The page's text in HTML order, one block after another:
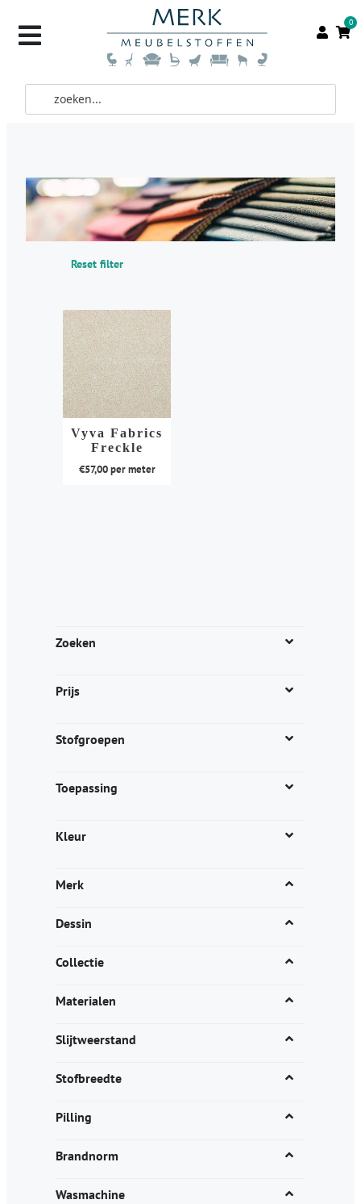
0
Zoeken
Prijs
Stofgroepen
Toepassing
Kleur
Merk
Dessin
Collectie
Materialen
Slijtweerstand
Stofbreedte
Pilling
Brandnorm
Wasmachine
Reset filter
Vyva Fabrics
Freckle
€57,00per meter
kan
op
productpagina